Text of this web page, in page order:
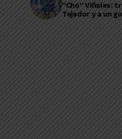
“Cho” Viñales:
Tejedor y a un